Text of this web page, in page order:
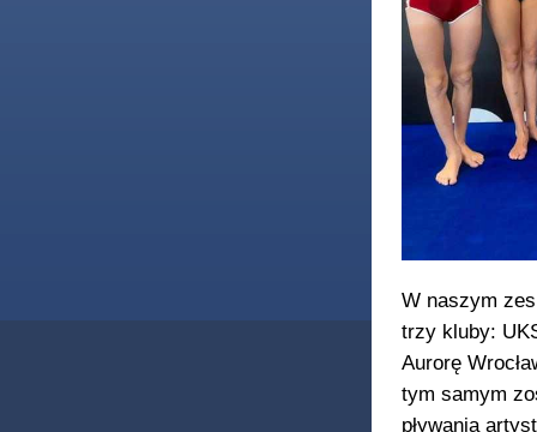
W naszym
trzy kluby:
Aurorę
tym samym
pływania